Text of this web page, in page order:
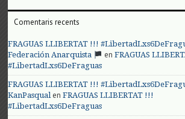
Comentaris recents
FRAGUAS LLIBERTAT !!!
Federación Anarquista
enFRAGUAS
#LibertadLxs6DeFraguas
FRAGUAS LLIBERTAT !!!
KanPasqualenFRAGUAS LLIBERTAT !!!
#LibertadLxs6DeFraguas